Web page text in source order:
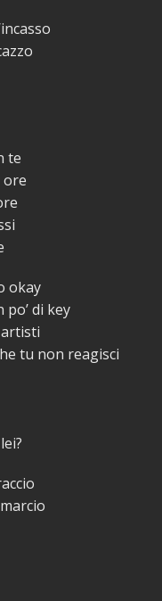
te
ore
okay
po’ di key
tu non reagisci